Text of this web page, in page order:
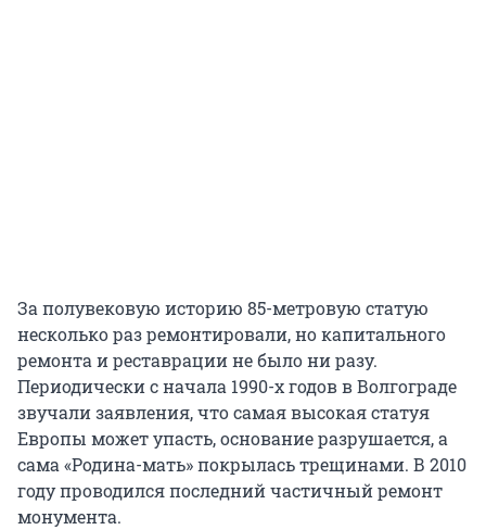
За полувековую историю 85-метровую статую
несколько раз ремонтировали, но капитального
ремонта и реставрации не было ни разу.
Периодически с начала 1990-х годов в Волгограде
звучали заявления, что самая высокая статуя
Европы может упасть, основание разрушается, а
сама «Родина-мать» покрылась трещинами. В 2010
году проводился последний частичный ремонт
монумента.